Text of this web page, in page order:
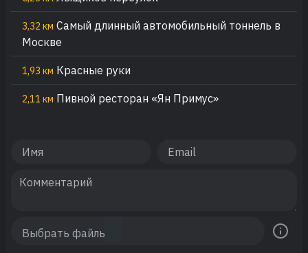
3,32 км Самый длинный автомобильный тоннель в
Москве
1,93 км Красные руки
2,11 км Пивной ресторан «Ян Примус»